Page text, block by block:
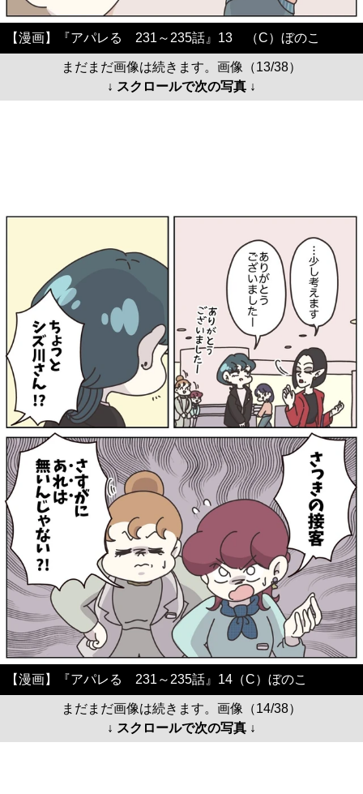
【漫画】『アパレる 231～235話』13 （C）ぼのこ
まだまだ画像は続きます。画像（13/38）
↓ スクロールで次の写真 ↓
【漫画】『アパレる 231～235話』14（C）ぼのこ
まだまだ画像は続きます。画像（14/38）
↓ スクロールで次の写真 ↓